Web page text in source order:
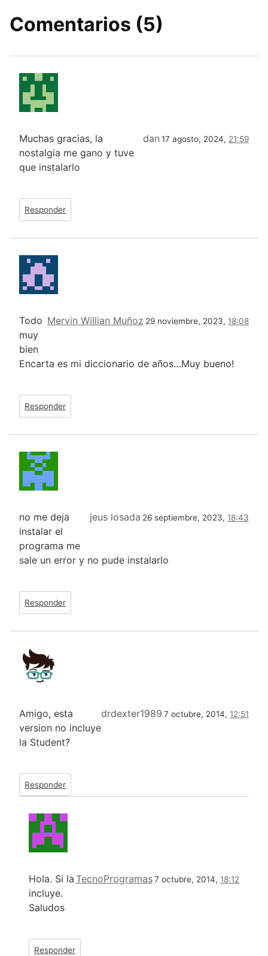
Comentarios (5)
dan 17 agosto, 2024, 21:59
Muchas gracias, la
nostalgia me gano y tuve
que instalarlo
Responder
Mervin Willian Muñoz 29 noviembre, 2023, 18:08
Todo
muy
bien
Encarta es mi diccionario de años…Muy bueno!
Responder
jeus losada 26 septiembre, 2023, 18:43
no me deja
instalar el
programa me
sale un error y no pude instalarlo
Responder
drdexter1989 7 octubre, 2014, 12:51
Amigo, esta
version no incluye
la Student?
Responder
TecnoProgramas7 octubre, 2014, 18:12
Hola. Si la
incluye.
Saludos
Responder